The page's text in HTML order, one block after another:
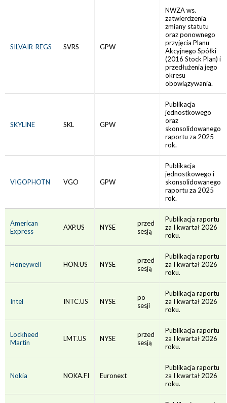
SILVAIR-REGS SVRS GPW
NWZA ws.
zatwierdzenia
zmiany statutu
oraz ponownego
przyjęcia Planu
Akcyjnego Spółki
(2016 Stock Plan) i
przedłużenia jego
okresu
obowiązywania.
SKYLINE SKL GPW
Publikacja
jednostkowego
oraz
skonsolidowanego
raportu za 2025
rok.
VIGOPHOTN VGO GPW
Publikacja
jednostkowego i
skonsolidowanego
raportu za 2025
rok.
American
Express
AXP.US NYSE
przed
sesją
Publikacja raportu
za I kwartał 2026
roku.
Honeywell HON.US NYSE
przed
sesją
Publikacja raportu
za I kwartał 2026
roku.
Intel INTC.US NYSE
po
sesji
Publikacja raportu
za I kwartał 2026
roku.
Lockheed
Martin
LMT.US NYSE
przed
sesją
Publikacja raportu
za I kwartał 2026
roku.
Nokia NOKA.FI Euronext
Publikacja raportu
za I kwartał 2026
roku.